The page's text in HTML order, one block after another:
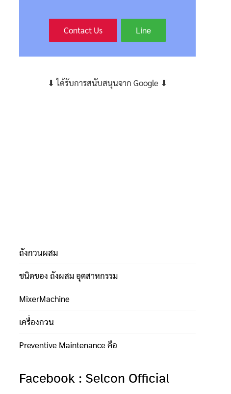
Contact Us Line
⬇ ได้รับการสนับสนุนจาก Google ⬇
ถังกวนผสม
ชนิดของ ถังผสม อุตสาหกรรม
MixerMachine
เครื่องกวน
Preventive Maintenance คือ
Facebook : Selcon Official